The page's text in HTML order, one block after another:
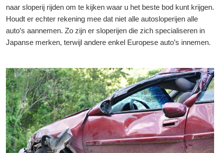
naar sloperij rijden om te kijken waar u het beste bod kunt krijgen.
Houdt er echter rekening mee dat niet alle autosloperijen alle
auto’s aannemen. Zo zijn er sloperijen die zich specialiseren in
Japanse merken, terwijl andere enkel Europese auto’s innemen.